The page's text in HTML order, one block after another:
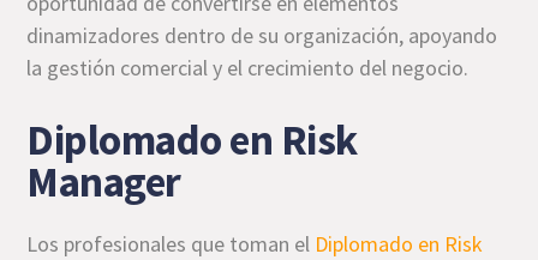
dinamizadores dentro de su organización, apoyando
la gestión comercial y el crecimiento del negocio.
Diplomado en Risk
Manager
Los profesionales que toman el Diplomado en Risk